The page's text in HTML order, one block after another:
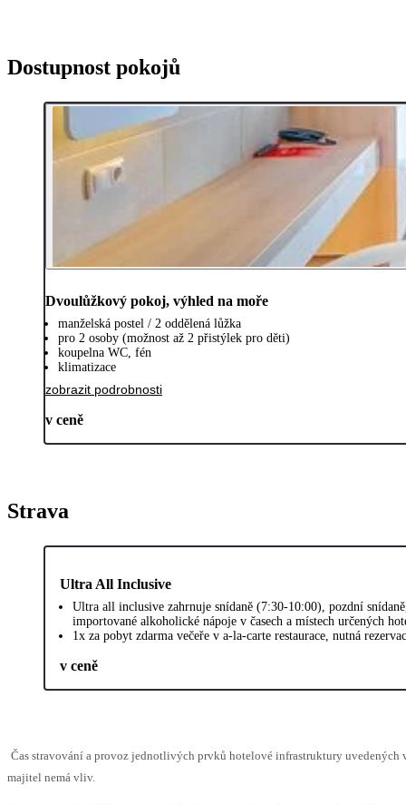
Dostupnost pokojů
Dvoulůžkový pokoj, výhled na moře
manželská postel / 2 oddělená lůžka
pro 2 osoby (možnost až 2 přistýlek pro děti)
koupelna WC, fén
klimatizace
zobrazit podrobnosti
v ceně
Strava
Ultra All Inclusive
Ultra all inclusive zahrnuje snídaně (7:30-10:00), pozdní
importované alkoholické nápoje v časech a místech určených
1x za pobyt zdarma večeře v a-la-carte restaurace, nutná
v ceně
Čas stravování a provoz jednotlivých prvků hotelové infrastruktury uvedených
majitel nemá vliv.